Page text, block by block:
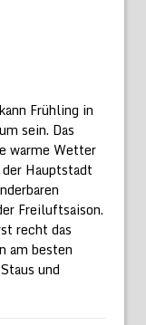
Frühling in
sein. Das
warme Wetter
Hauptstadt
Freiluftsaison.
recht das
am besten
und